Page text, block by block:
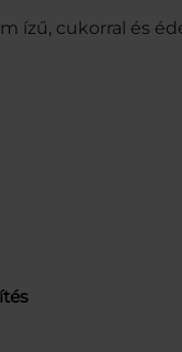
ízű, cukorral és